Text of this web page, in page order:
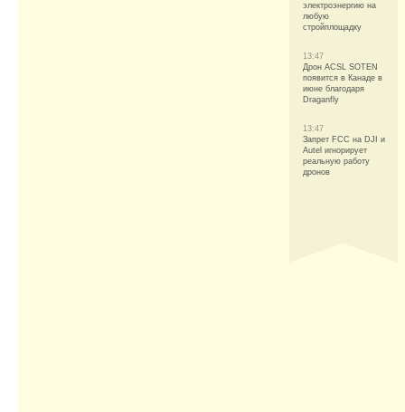
электроэнергию на
любую
стройплощадку
13:47
Дрон ACSL SOTEN
появится в Канаде в
июне благодаря
Draganfly
13:47
Запрет FCC на DJI и
Autel игнорирует
реальную работу
дронов